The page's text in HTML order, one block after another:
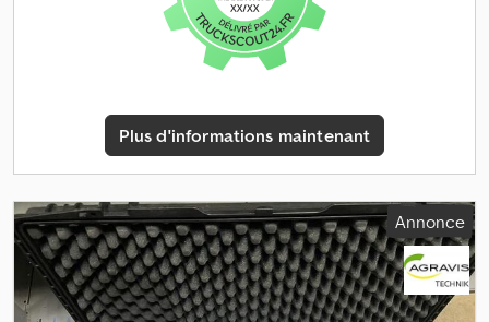
Plus d'informations maintenant
Annonce